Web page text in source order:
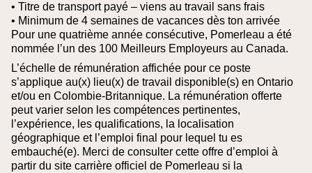
• Titre de transport payé – viens au travail sans frais
• Minimum de 4 semaines de vacances dès ton arrivée
Pour une quatrième année consécutive, Pomerleau a été
nommée l’un des 100 Meilleurs Employeurs au Canada.
L’échelle de rémunération affichée pour ce poste
s’applique au(x) lieu(x) de travail disponible(s) en Ontario
et/ou en Colombie‑Britannique. La rémunération offerte
peut varier selon les compétences pertinentes,
l’expérience, les qualifications, la localisation
géographique et l’emploi final pour lequel tu es
embauché(e). Merci de consulter cette offre d’emploi à
partir du site carrière officiel de Pomerleau si la